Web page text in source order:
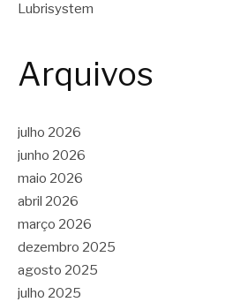
Lubrisystem
Arquivos
julho 2026
junho 2026
maio 2026
abril 2026
março 2026
dezembro 2025
agosto 2025
julho 2025